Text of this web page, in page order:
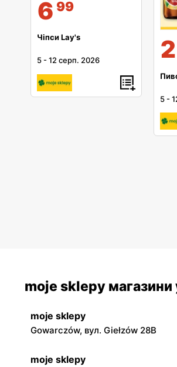
6 99
Чіпси Lay's
5 -12 серп. 2026 2
5 -
moje sklepy магазини
moje sklepy
Gowarczów, вул. Giełzów 28B
moje sklepy